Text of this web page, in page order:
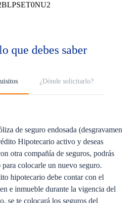
que debes saber
¿Dónde solicitarlo?
de seguro endosada (desgravamen
Hipotecario activo y deseas
otra compañía de seguros, podrás
colocarle un nuevo seguro.
hipotecario debe contar con el
e inmueble durante la vigencia del
se te colocará los seguros del